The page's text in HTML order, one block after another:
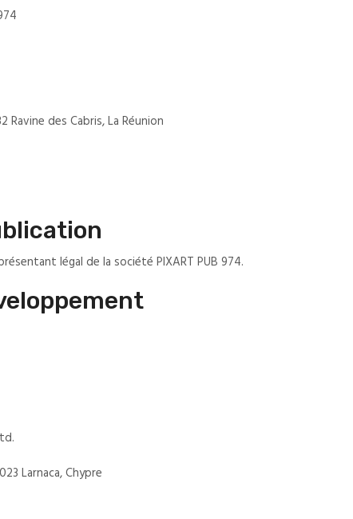
Ravine des Cabris, La Réunion
légal de la société PIXART PUB 974.
Larnaca, Chypre